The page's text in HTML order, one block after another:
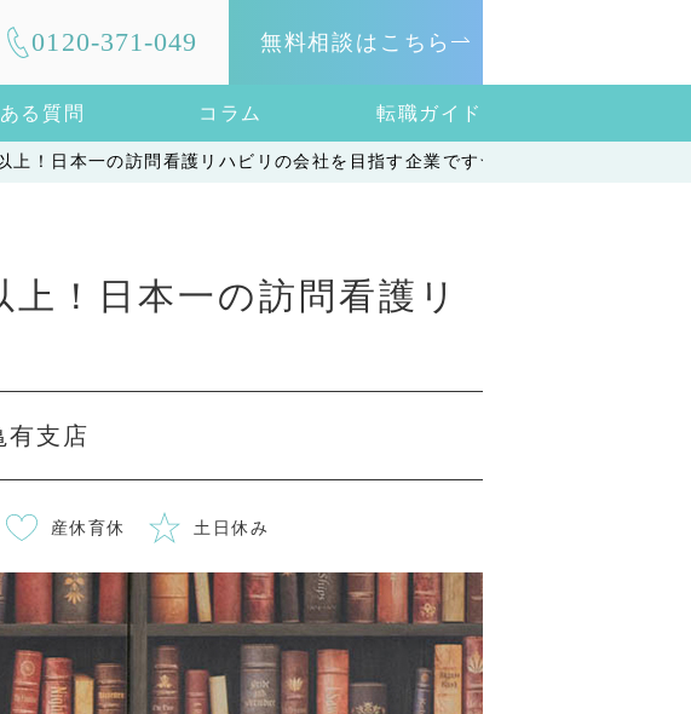
0120-371-049 無料相談はこちら
る質問 コラム 転職ガイド
上！日本一の訪問看護リハビリの会社を目指す企業です☆
上！日本一の訪問看護リ
有支店
産休育休 土日休み